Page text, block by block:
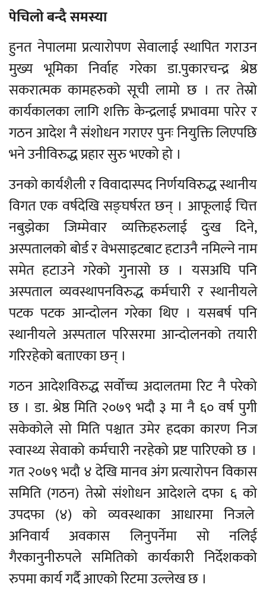
पेचिलो बन्दै समस्या
हुनत नेपालमा प्रत्यारोपण सेवालाई स्थापित गराउन
मुख्य भूमिका निर्वाह गरेका डा.पुकारचन्द्र श्रेष्ठ
सकरात्मक कामहरुको सूची लामो छ । तर तेस्रो
कार्यकालका लागि शक्ति केन्द्रलाई प्रभावमा पारेर र
गठन आदेश नै संशोधन गराएर पुनः नियुक्ति लिएपछि
भने उनीविरुद्ध प्रहार सुरु भएको हो ।
उनको कार्यशैली र विवादास्पद निर्णयविरुद्ध स्थानीय
विगत एक वर्षदेखि सङ्घर्षरत छन् । आफूलाई चित्त
नबुझेका जिम्मेवार व्यक्तिहरुलाई दुःख दिने,
अस्पतालको बोर्ड र वेभसाइटबाट हटाउनै नमिल्ने नाम
समेत हटाउने गरेको गुनासो छ । यसअघि पनि
अस्पताल व्यवस्थापनविरुद्ध कर्मचारी र स्थानीयले
पटक पटक आन्दोलन गरेका थिए । यसबर्ष पनि
स्थानीयले अस्पताल परिसरमा आन्दोलनको तयारी
गरिरहेको बताएका छन् ।
गठन आदेशविरुद्ध सर्वोच्च अदालतमा रिट नै परेको
छ । डा. श्रेष्ठ मिति २०७९ भदौ ३ मा नै ६० वर्ष पुगी
सकेकोले सो मिति पश्चात उमेर हदका कारण निज
स्वास्थ्य सेवाको कर्मचारी नरहेको प्रष्ट पारिएको छ ।
गत २०७९ भदौ ४ देखि मानव अंग प्रत्यारोपन विकास
समिति (गठन) तेस्रो संशोधन आदेशले दफा ६ को
उपदफा (४) को व्यवस्थाका आधारमा निजले
अनिवार्य अवकास लिनुपर्नेमा सो नलिई
गैरकानुनीरुपले समितिको कार्यकारी निर्देशकको
रुपमा कार्य गर्दै आएको रिटमा उल्लेख छ ।